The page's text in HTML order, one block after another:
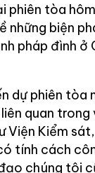
phiên tòa
những biện
pháp đình ở
dự phiên tòa
quan trong
Viện Kiểm
tính cách
chúng tôi